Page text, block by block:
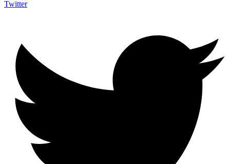
Twitter